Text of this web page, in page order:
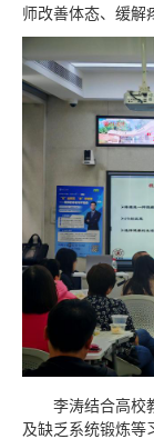
师改善体态、缓解
李涛结合高校
及缺乏系统锻炼等